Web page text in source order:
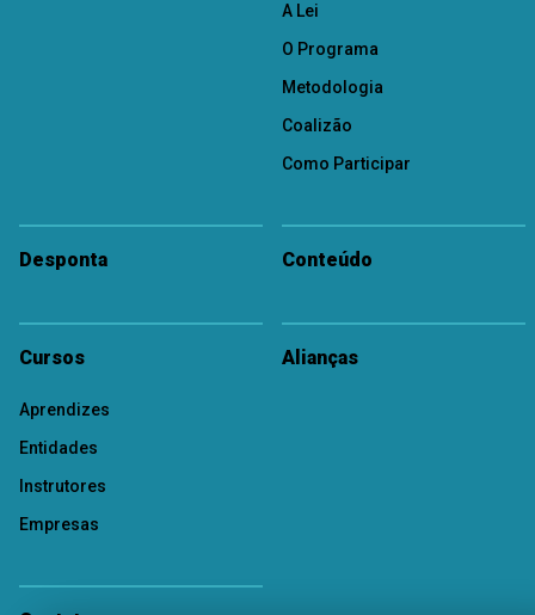
A Lei
O Programa
Metodologia
Coalizão
Como Participar
Desponta Conteúdo
Cursos
Aprendizes
Entidades
Instrutores
Empresas
Alianças